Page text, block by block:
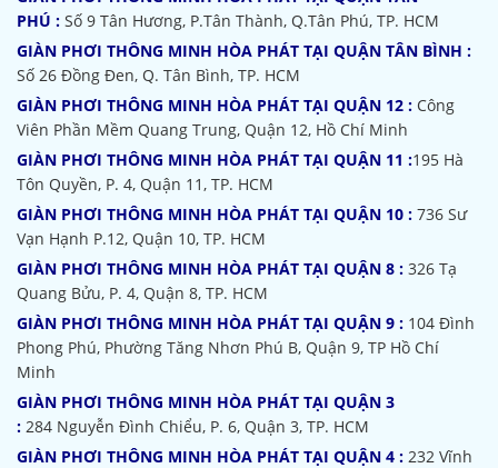
PHÚ : Số 9 Tân Hương, P.Tân Thành, Q.Tân Phú, TP. HCM
GIÀN PHƠI THÔNG MINH HÒA PHÁT TẠI QUẬN TÂN BÌNH :
Số 26 Đồng Đen, Q. Tân Bình, TP. HCM
GIÀN PHƠI THÔNG MINH HÒA PHÁT TẠI QUẬN 12 : Công
Viên Phần Mềm Quang Trung, Quận 12, Hồ Chí Minh
GIÀN PHƠI THÔNG MINH HÒA PHÁT TẠI QUẬN 11 :195 Hà
Tôn Quyền, P. 4, Quận 11, TP. HCM
GIÀN PHƠI THÔNG MINH HÒA PHÁT TẠI QUẬN 10 : 736 Sư
Vạn Hạnh P.12, Quận 10, TP. HCM
GIÀN PHƠI THÔNG MINH HÒA PHÁT TẠI QUẬN 8 : 326 Tạ
Quang Bửu, P. 4, Quận 8, TP. HCM
GIÀN PHƠI THÔNG MINH HÒA PHÁT TẠI QUẬN 9 : 104 Đình
Phong Phú, Phường Tăng Nhơn Phú B, Quận 9, TP Hồ Chí
Minh
GIÀN PHƠI THÔNG MINH HÒA PHÁT TẠI QUẬN 3
: 284 Nguyễn Đình Chiểu, P. 6, Quận 3, TP. HCM
GIÀN PHƠI THÔNG MINH HÒA PHÁT TẠI QUẬN 4 : 232 Vĩnh